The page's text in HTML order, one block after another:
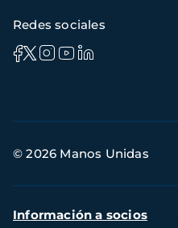
Redes sociales
de
© 2026 Manos Unidas
Menú
Información a socios